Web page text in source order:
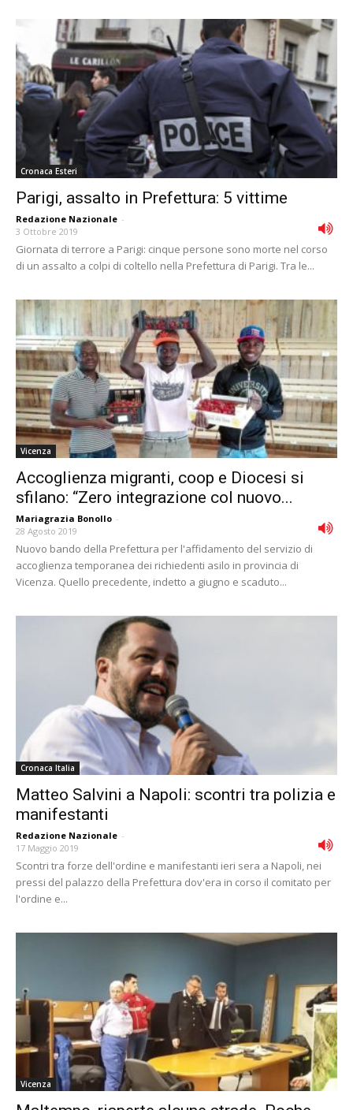
Cronaca Esteri
Parigi, assalto in Prefettura: 5 vittime
Redazione Nazionale -
3 Ottobre 2019
Giornata di terrore a Parigi: cinque persone sono morte nel corso
di un assalto a colpi di coltello nella Prefettura di Parigi. Tra le...
Vicenza
Accoglienza migranti, coop e Diocesi si
sfilano: “Zero integrazione col nuovo...
Mariagrazia Bonollo -
28 Agosto 2019
Nuovo bando della Prefettura per l'affidamento del servizio di
accoglienza temporanea dei richiedenti asilo in provincia di
Vicenza. Quello precedente, indetto a giugno e scaduto...
Cronaca Italia
Matteo Salvini a Napoli: scontri tra polizia e
manifestanti
Redazione Nazionale -
17 Maggio 2019
Scontri tra forze dell'ordine e manifestanti ieri sera a Napoli, nei
pressi del palazzo della Prefettura dov'era in corso il comitato per
l'ordine e...
Vicenza